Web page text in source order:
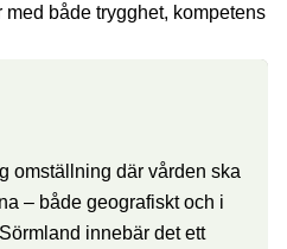
både trygghet, kompetens
omställning där vården ska
– både geografiskt och i
innebär det ett